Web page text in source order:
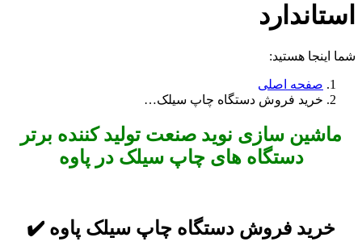
استاندارد
شما اینجا هستید:
صفحه اصلی
خرید فروش دستگاه چاپ سیلک…
ماشین سازی نوید صنعت تولید کننده برتر
دستگاه های چاپ سیلک در پاوه
خرید فروش دستگاه چاپ سیلک پاوه ✔️